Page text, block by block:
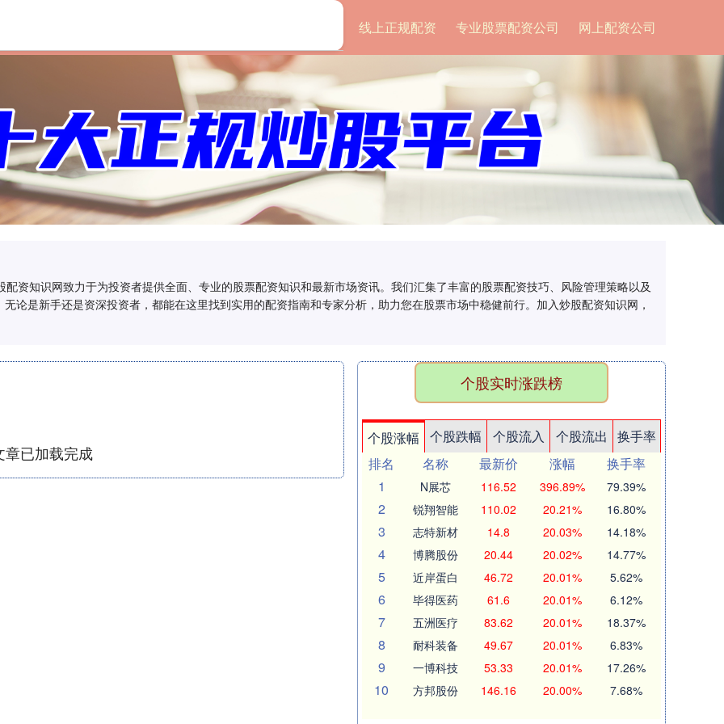
线上正规配资 专业股票配资公司 网上配资公司
资知识网致力于为投资者提供全面、专业的股票配资知识和最新市场资讯。我们汇集了丰富的股票配资技巧、风险管理策略以及
论是新手还是资深投资者，都能在这里找到实用的配资指南和专家分析，助力您在股票市场中稳健前行。加入炒股配资知识网，
章已加载完成
个股实时涨跌榜
个股涨幅 个股跌幅 个股流入 个股流出
换手率
排名
名称 最新价 涨幅
换手率
1
N展芯 116.52 396.89% 79.39%
2 锐翔智能 110.02 20.21% 16.80%
3 志特新材 14.8 20.03% 14.18%
4 博腾股份 20.44 20.02% 14.77%
5 近岸蛋白 46.72 20.01% 5.62%
6 毕得医药 61.6 20.01% 6.12%
7 五洲医疗 83.62 20.01% 18.37%
8 耐科装备 49.67 20.01% 6.83%
9 一博科技 53.33 20.01% 17.26%
10 方邦股份 146.16 20.00% 7.68%